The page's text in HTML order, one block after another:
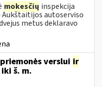
mokesčių inspekcija
Aukštaitijos autoserviso
metus deklaravo
verslui ir
š. m.